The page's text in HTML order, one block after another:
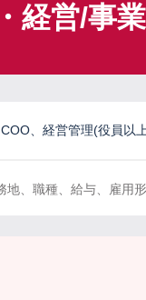
経営/事
、経営管理(役員以
地、職種、給与、雇用